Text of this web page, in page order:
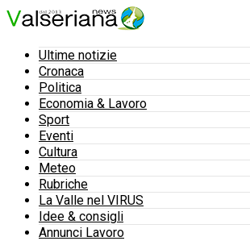
Ultime notizie
Cronaca
Politica
Economia & Lavoro
Sport
Eventi
Cultura
Meteo
Rubriche
La Valle nel VIRUS
Idee & consigli
Annunci Lavoro